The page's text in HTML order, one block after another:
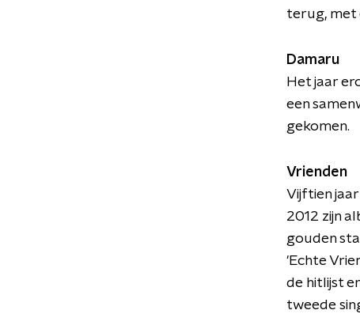
terug, met
Damaru
Het jaar
een
gekomen.
Vrienden
Vijftien
2012 zijn
gouden
'Echte
de hitlijst
tweede